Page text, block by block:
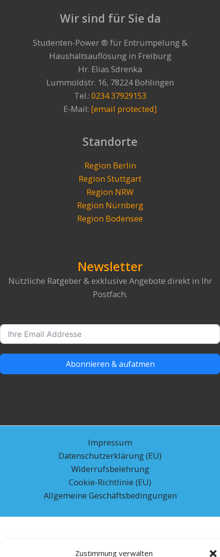
Zustimmung verwalten
Wir sind für Sie da
Studenten-Power ® für Entrümpelung &
Haushaltsauflösung in Freiburg
Hr. Elias Sdrenka
Lummoldstr. 16, 78224 Bohlingen
Tel.: 0234 37929153
E-Mail: [email protected]
Standorte
Region Berlin
Region Stuttgart
Region NRW
Region Nürnberg
Region Bodensee
Newsletter
Nützliche Ratgeber & exklusive Angebote direkt in Ihr
Postfach.
Abonnieren & aufatmen
Impressum
Datenschutzerklärung (EU)
Widerrufsbelehrung
Cookie-Richtlinie (EU)
Allgemeine Geschäftsbedingungen